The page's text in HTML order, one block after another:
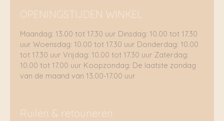
OPENINGSTIJDEN WINKEL
Maandag: 13.00 tot 17.30 uur Dinsdag: 10.00 tot 17.30
uur Woensdag: 10.00 tot 17.30 uur Donderdag: 10.00
tot 17.30 uur Vrijdag: 10.00 tot 17.30 uur Zaterdag:
10.00 tot 17.00 uur Koopzondag: De laatste zondag
van de maand van 13.00-17.00 uur
Ruilen & retouneren